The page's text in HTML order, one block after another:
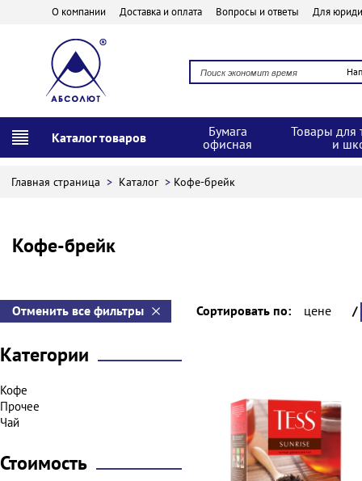
О компании Доставка и оплата Вопросы и ответы Для
Каталог товаров
Бумага
офисная
Товары для
и
Главная страница > Каталог > Кофе-брейк
Кофе-брейк
Отменить все фильтры Сортировать по: цене /
Категории
Кофе
Прочее
Чай
Стоимость